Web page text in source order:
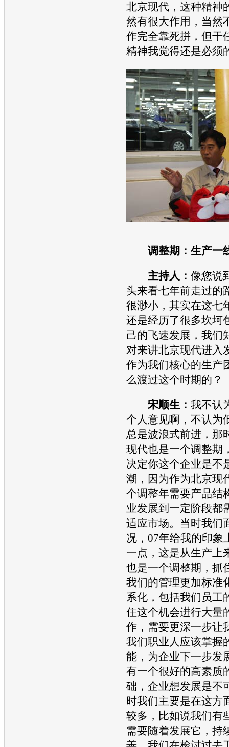
北京现代 ，这种精神
然有很大作用，当然
作完全靠死拼，但干
精神我觉得还是必须
调整期：生产一
主持人： 像您说
头来看七年前走过的
很渺小，其实在这七
还是经历了很多坎坷
己的飞速发展，我们
对来讲北京现代进入
作为我们核心的生产
么渡过这个时期的？
宋顺生： 我不认
个人意见啊，不认为
总是波浪式前进，那
现代也是一个调整期
决定你这个企业是不
潮，因为作为北京现
个调整年需要产品结
业发展到一定阶段都
适应市场。当时我们
况，07年给我的印象
一点，这是从生产上
也是一个调整期，抓
我们的管理更加标准
系化，包括我们员工
住这个机会进行大量
作，需要更深一步让
我们职业人应该掌握
能，为企业下一步发
有一个很好的高素质
础，企业想发展是不
时我们主要是在这方
较多，比如说我们有
需要随着发展它，持